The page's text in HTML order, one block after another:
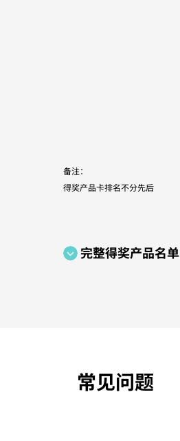
备注：
得奖产品卡排名不分先后
完整得奖产品名单
常见问题